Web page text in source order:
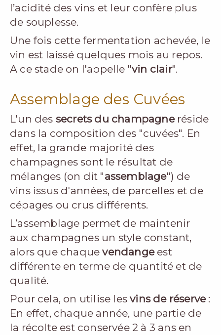
l’acidité des vins et leur confère plus
de souplesse.
Une fois cette fermentation achevée, le
vin est laissé quelques mois au repos.
A ce stade on l'appelle "vin clair".
Assemblage des Cuvées
L'un des secrets du champagneréside
dans la composition des "cuvées". En
effet, la grande majorité des
champagnes sont le résultat de
mélanges (on dit "assemblage") de
vins issus d'années, de parcelles et de
cépages ou crus différents.
L’assemblage permet de maintenir
aux champagnes un style constant,
alors que chaquevendange est
différente en terme de quantité et de
qualité.
Pour cela, on utilise lesvins de réserve:
En effet, chaque année, une partie de
la récolte est conservée 2 à 3 ans en